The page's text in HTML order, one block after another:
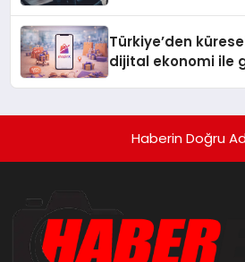
Türkiye’den
dijital ekonomi ile
Haberin Doğru